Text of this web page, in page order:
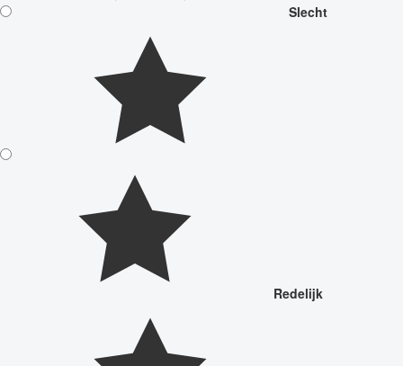
Slecht
Redelijk